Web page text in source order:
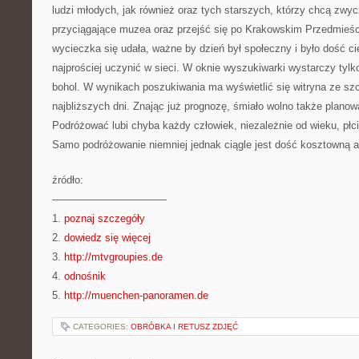
ludzi młodych, jak również oraz tych starszych, którzy chcą
przyciągające muzea oraz przejść się po Krakowskim
wycieczka się udała, ważne by dzień był społeczny i było dość
najprościej uczynić w sieci. W oknie wyszukiwarki wystarczy
bohol. W wynikach poszukiwania ma wyświetlić się witryna ze
najbliższych dni. Znając już prognozę, śmiało wolno także
Podróżować lubi chyba każdy człowiek, niezależnie od wieku,
Samo podróżowanie niemniej jednak ciągle jest dość kosztowną
źródło:
———————————
1. poznaj szczegóły
2. dowiedz się więcej
3. http://mtvgroupies.de
4. odnośnik
5. http://muenchen-panoramen.de
CATEGORIES: OBRÓBKA I RETUSZ ZDJĘĆ